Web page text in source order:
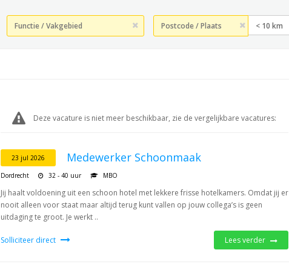
< 10 km
Deze vacature is niet meer beschikbaar, zie de vergelijkbare vacatures:
23 jul 2026 Medewerker Schoonmaak
Dordrecht 32 - 40 uur MBO
Jij haalt voldoening uit een schoon hotel met lekkere frisse hotelkamers. Omdat jij er
nooit alleen voor staat maar altijd terug kunt vallen op jouw collega’s is geen
uitdaging te groot. Je werkt ..
Solliciteer direct Lees verder